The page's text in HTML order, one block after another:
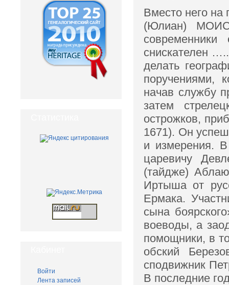
Вместо него на
(Юлиан)
снискателен
делать
поручениями,
начав службу
затем
острожков,
1671). Он
и измерения.
царевичу
(тайдже)
Иртыша от
Ермака.
сына
воеводы, а
помощники, в
обский
сподвижник
В последние
Войти
Лента записей